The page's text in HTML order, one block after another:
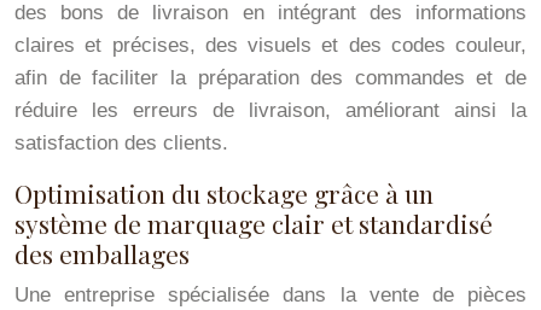
des bons de livraison en intégrant des informations
claires et précises, des visuels et des codes couleur,
afin de faciliter la préparation des commandes et de
réduire les erreurs de livraison, améliorant ainsi la
satisfaction des clients.
Optimisation du stockage grâce à un
système de marquage clair et standardisé
des emballages
Une entreprise spécialisée dans la vente de pièces